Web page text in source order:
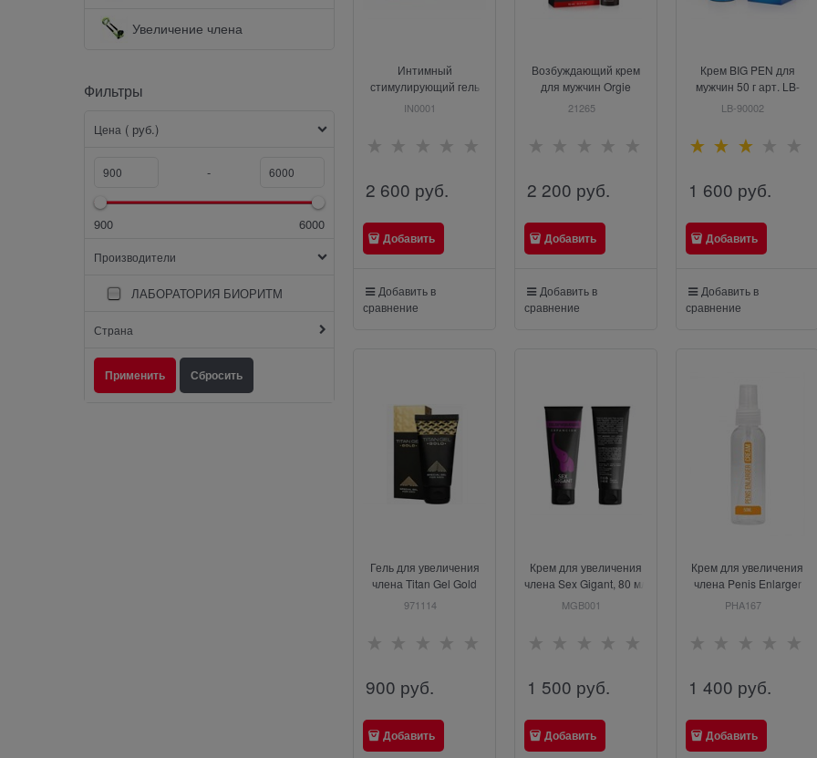
Увеличение члена
Фильтры
Цена ( руб.)
-
900 6000
Производители
ЛАБОРАТОРИЯ БИОРИТМ
Страна
Интимный
стимулирующий гель
для эрекции Intt Inflate
IN0001
2 600 руб.
Добавить
Добавить в
сравнение
Возбуждающий крем
для мужчин Orgie
Touro, 15 мл
21265
2 200 руб.
Добавить
Добавить в
сравнение
Крем BIG PEN для
мужчин 50 г арт. LB-
90002
LB-90002
1 600 руб.
Добавить
Добавить в
сравнение
Гель для увеличения
члена Titan Gel Gold
Tantra, 50 мл.
971114
900 руб.
Добавить
Крем для увеличения
члена Sex Gigant, 80 мл
MGB001
1 500 руб.
Добавить
Крем для увеличения
члена Penis Enlarger
Cream, 50 ml
PHA167
1 400 руб.
Добавить